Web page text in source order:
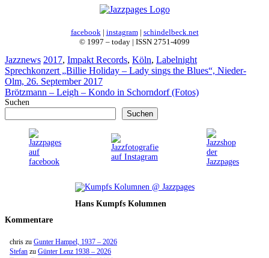
facebook | instagram| schindelbeck.net
© 1997 – today | ISSN 2751-4099
Kategorien
Jazznews Schlagwörter
2017, Impakt Records, Köln, Labelnight
Sprechkonzert „Billie Holiday – Lady sings the Blues“, Nieder-
Olm, 26. September 2017
Brötzmann – Leigh – Kondo in Schorndorf (Fotos)
Suchen
Suchen
Hans Kumpfs Kolumnen
Kommentare
chris zu Gunter Hampel, 1937 – 2026
Stefan zu Günter Lenz 1938 – 2026